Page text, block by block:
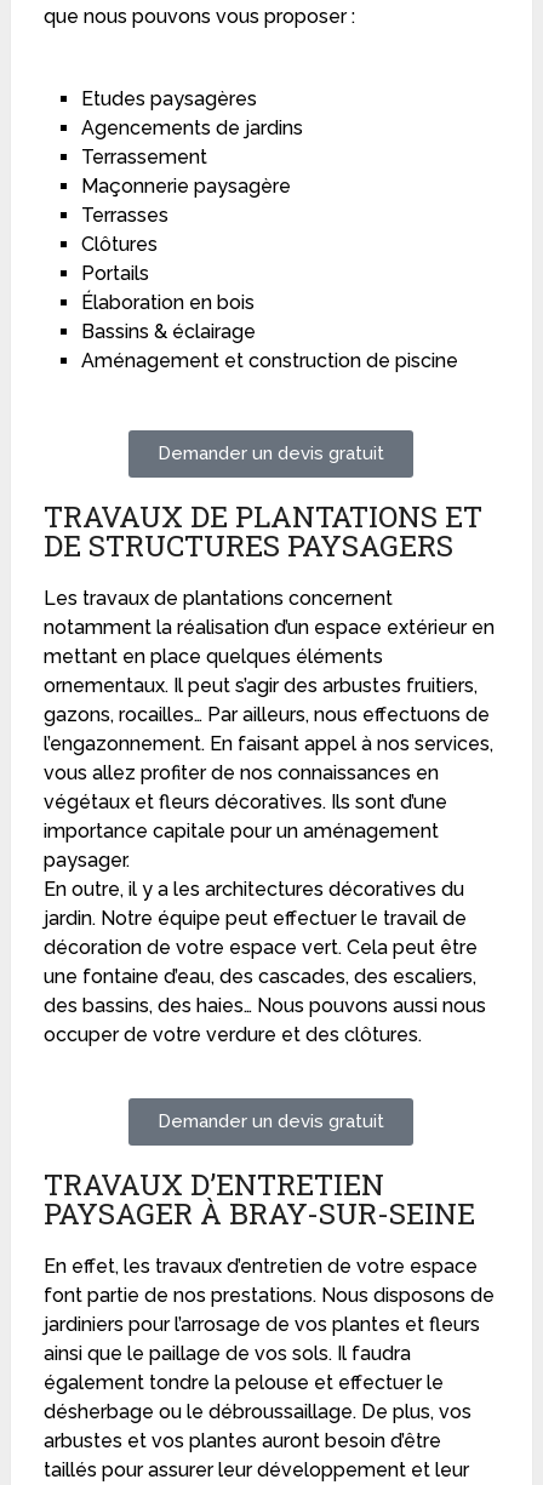
que nous pouvons vous proposer :
Etudes paysagères
Agencements de jardins
Terrassement
Maçonnerie paysagère
Terrasses
Clôtures
Portails
Élaboration en bois
Bassins & éclairage
Aménagement et construction de piscine
Demander un devis gratuit
TRAVAUX DE PLANTATIONS ET
DE STRUCTURES PAYSAGERS
Les travaux de plantations concernent
notamment la réalisation d’un espace extérieur en
mettant en place quelques éléments
ornementaux. Il peut s’agir des arbustes fruitiers,
gazons, rocailles… Par ailleurs, nous effectuons de
l’engazonnement. En faisant appel à nos services,
vous allez profiter de nos connaissances en
végétaux et fleurs décoratives. Ils sont d’une
importance capitale pour un aménagement
paysager.
En outre, il y a les architectures décoratives du
jardin. Notre équipe peut effectuer le travail de
décoration de votre espace vert. Cela peut être
une fontaine d’eau, des cascades, des escaliers,
des bassins, des haies… Nous pouvons aussi nous
occuper de votre verdure et des clôtures.
Demander un devis gratuit
TRAVAUX D’ENTRETIEN
PAYSAGER À BRAY-SUR-SEINE
En effet, les travaux d’entretien de votre espace
font partie de nos prestations. Nous disposons de
jardiniers pour l’arrosage de vos plantes et fleurs
ainsi que le paillage de vos sols. Il faudra
également tondre la pelouse et effectuer le
désherbage ou le débroussaillage. De plus, vos
arbustes et vos plantes auront besoin d’être
taillés pour assurer leur développement et leur